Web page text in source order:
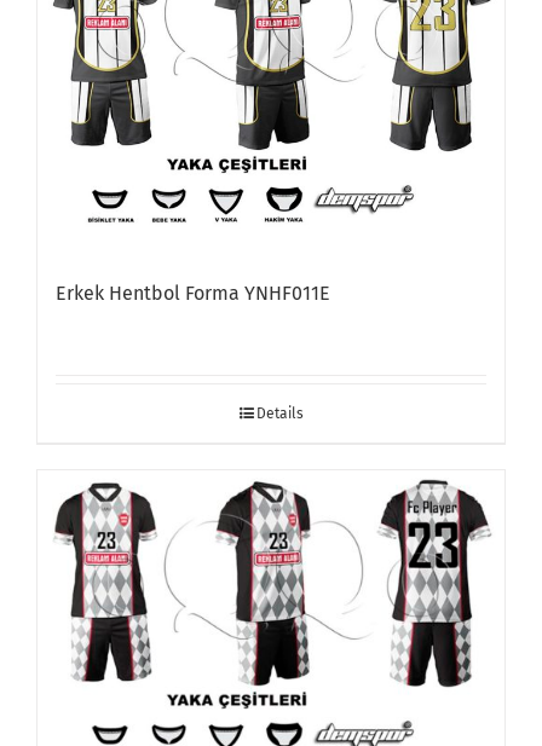
Erkek Hentbol Forma YNHF011E
Details